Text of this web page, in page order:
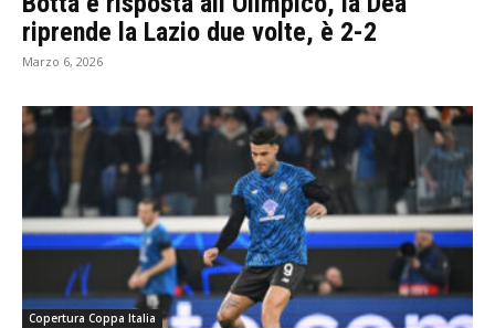
riprende la Lazio due volte, è 2-2
Marzo 6, 2026
Copertura Coppa Italia